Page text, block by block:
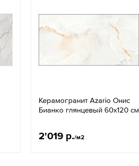
Керамогранит Azario Онис
Бианко глянцевый 60x120 см
2'019 р./м2